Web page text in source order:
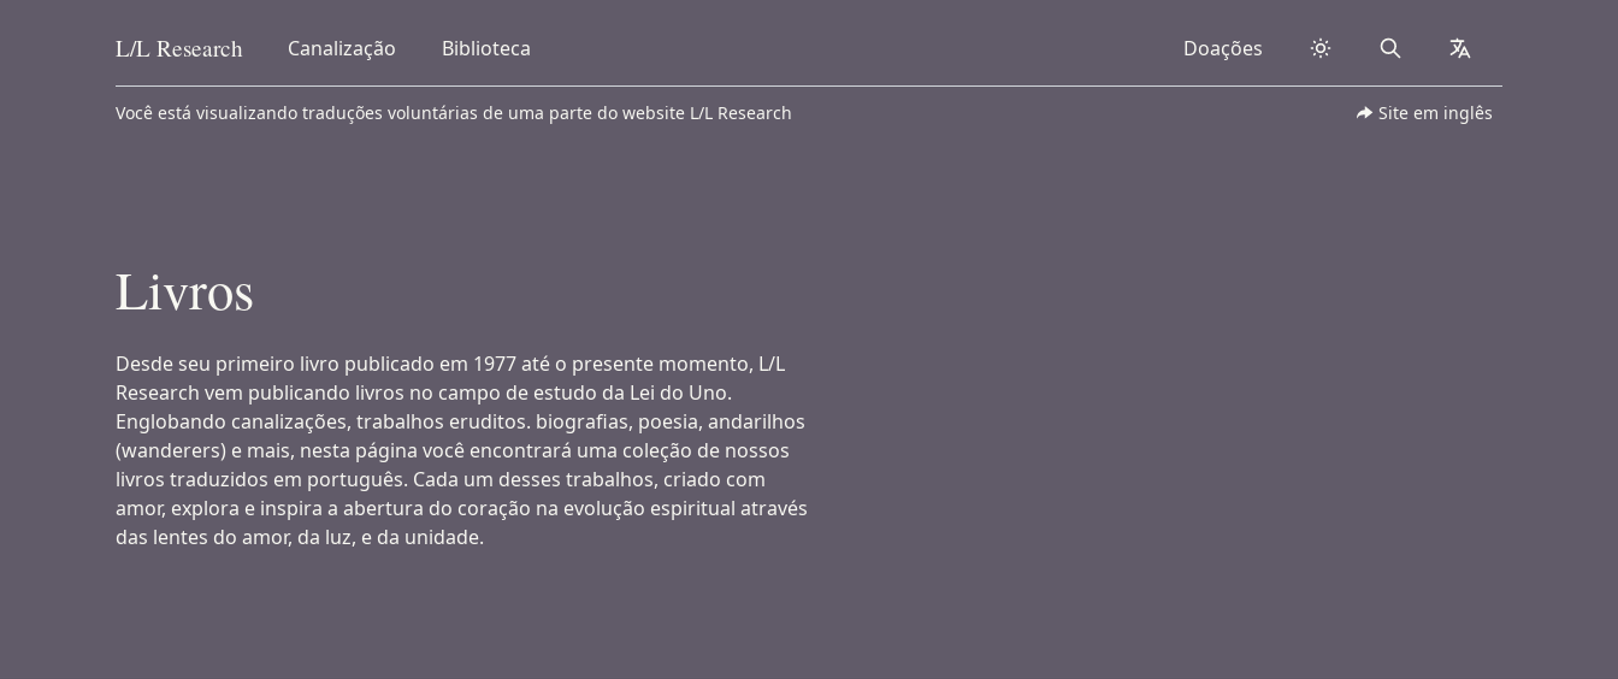
Skip to content
L/L Research Canalização Biblioteca Doações Search collapsed
Você está visualizando traduções voluntárias de uma parte do website L/L Research Site em inglês
Livros
Desde seu primeiro livro publicado em 1977 até o presente momento, L/L
Research vem publicando livros no campo de estudo da Lei do Uno.
Englobando canalizações, trabalhos eruditos. biografias, poesia, andarilhos
(wanderers) e mais, nesta página você encontrará uma coleção de nossos
livros traduzidos em português. Cada um desses trabalhos, criado com
amor, explora e inspira a abertura do coração na evolução espiritual através
das lentes do amor, da luz, e da unidade.